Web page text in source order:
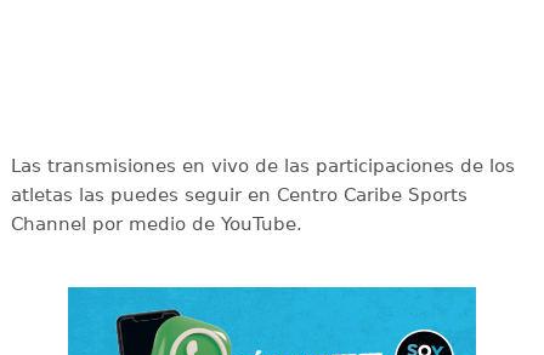
Las transmisiones en vivo de las participaciones de los
atletas las puedes seguir en Centro Caribe Sports
Channel por medio de YouTube.